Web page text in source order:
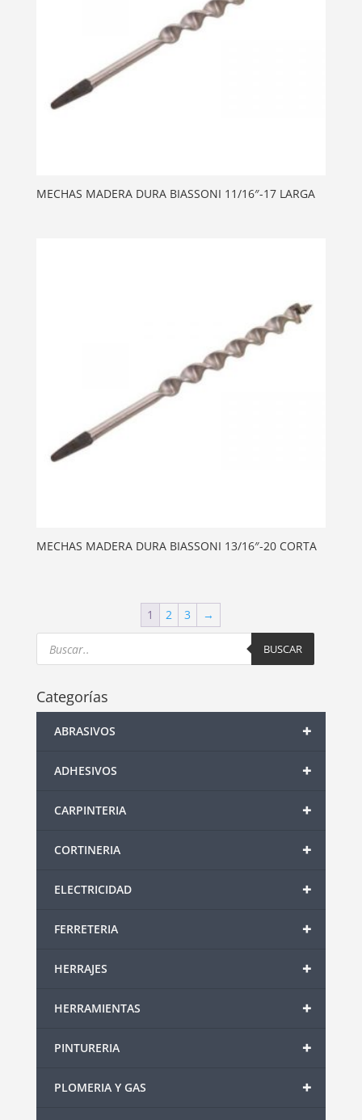
MECHAS MADERA DURA BIASSONI 11/16″-17 LARGA
MECHAS MADERA DURA BIASSONI 13/16″-20 CORTA
1 2 3
→
Products
search BUSCAR
Categorías
+
ABRASIVOS
+
ADHESIVOS
+
CARPINTERIA
+
CORTINERIA
+
ELECTRICIDAD
+
FERRETERIA
+
HERRAJES
+
HERRAMIENTAS
+
PINTURERIA
+
PLOMERIA Y GAS